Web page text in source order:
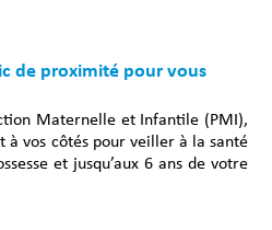
de proximité pour vous
Maternelle et Infantile (PMI),
à vos côtés pour veiller à la santé
et jusqu’aux 6 ans de votre